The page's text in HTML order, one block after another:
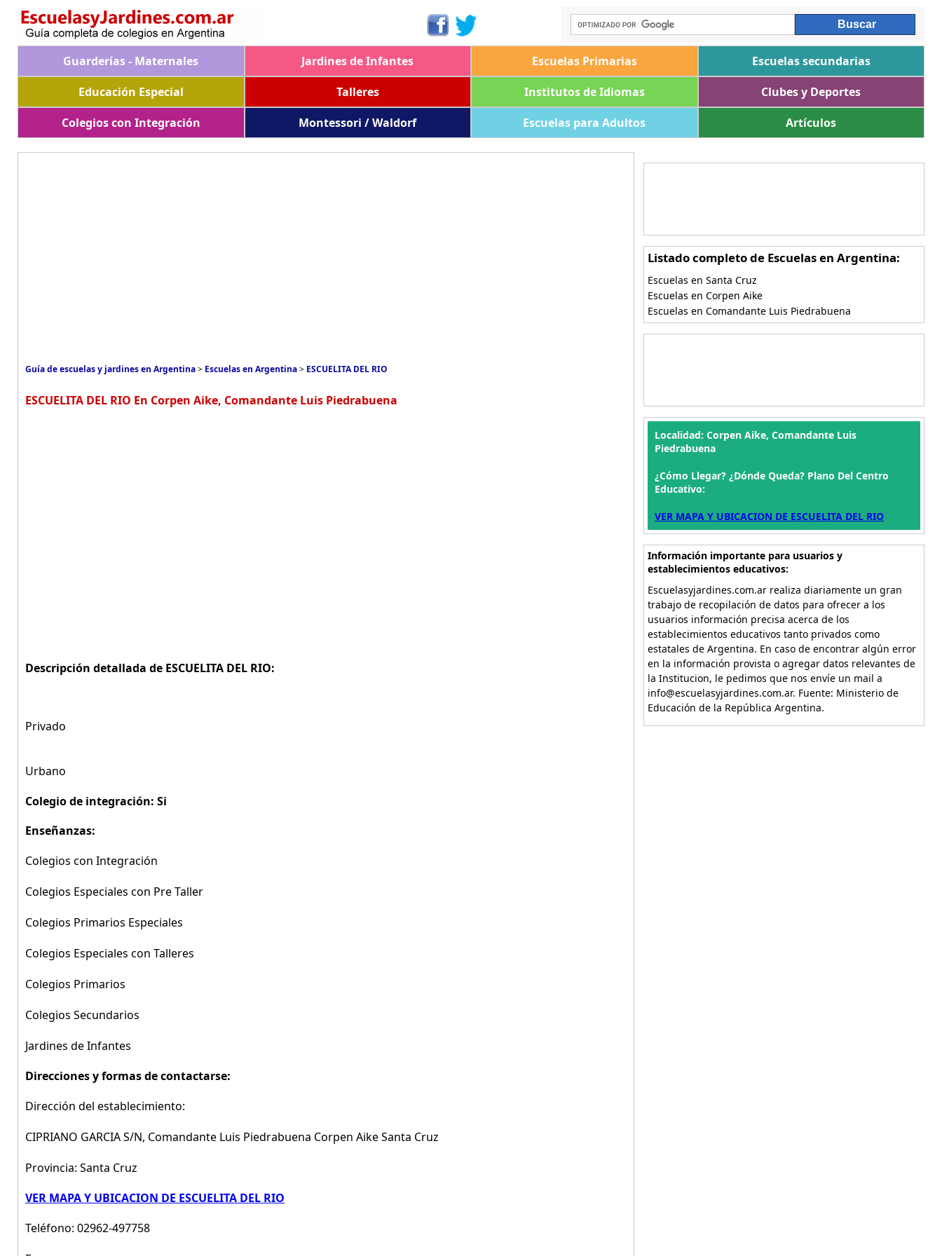
Guarderías - Maternales Jardines de Infantes Escuelas Primarias
Escuelas secundarias
Educación Especial
Talleres Institutos de Idiomas
Clubes y Deportes
Colegios con Integración
Montessori / Waldorf Escuelas para Adultos Artículos
Guía de escuelas y jardines en Argentina> Escuelas en Argentina> ESCUELITA DEL RIO
ESCUELITA DEL RIO En Corpen Aike, Comandante Luis Piedrabuena
Descripción detallada de ESCUELITA DEL RIO:
Privado
Urbano
Colegio de integración: Si
Enseñanzas:
Colegios con Integración
Colegios Especiales con Pre Taller
Colegios Primarios Especiales
Colegios Especiales con Talleres
Colegios Primarios
Colegios Secundarios
Jardines de Infantes
Direcciones y formas de contactarse:
Dirección del establecimiento:
CIPRIANO GARCIA S/N, Comandante Luis Piedrabuena Corpen Aike Santa Cruz
Provincia: Santa Cruz
VER MAPA Y UBICACION DE ESCUELITA DEL RIO
Teléfono: 02962-497758
Listado completo de Escuelas en Argentina:
Escuelas en Santa Cruz
Escuelas en Corpen Aike
Escuelas en Comandante Luis Piedrabuena
Localidad: Corpen Aike, Comandante Luis
Piedrabuena
¿Cómo Llegar? ¿Dónde Queda? Plano Del Centro
Educativo:
VER MAPA Y UBICACION DE ESCUELITA DEL RIO
Información importante para usuarios y
establecimientos educativos:
Escuelasyjardines.com.ar realiza diariamente un gran
trabajo de recopilación de datos para ofrecer a los
usuarios información precisa acerca de los
establecimientos educativos tanto privados como
estatales de Argentina. En caso de encontrar algún error
en la información provista o agregar datos relevantes de
la Institucion, le pedimos que nos envíe un mail a
info@escuelasyjardines.com.ar. Fuente: Ministerio de
Educación de la República Argentina.